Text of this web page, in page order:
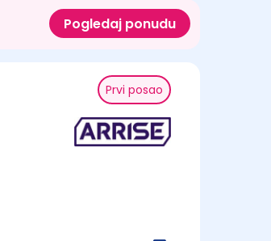
Pogledaj ponudu
Prvi posao